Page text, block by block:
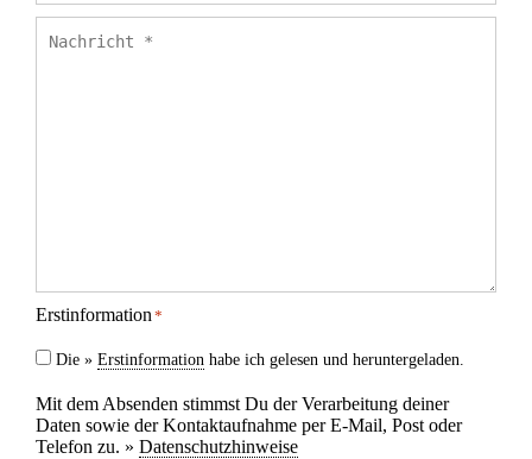
Erstinformation *
Die » Erstinformation habe ich gelesen und heruntergeladen.
Mit dem Absenden stimmst Du der Verarbeitung deiner
Daten sowie der Kontaktaufnahme per E-Mail, Post oder
Telefon zu. » Datenschutzhinweise